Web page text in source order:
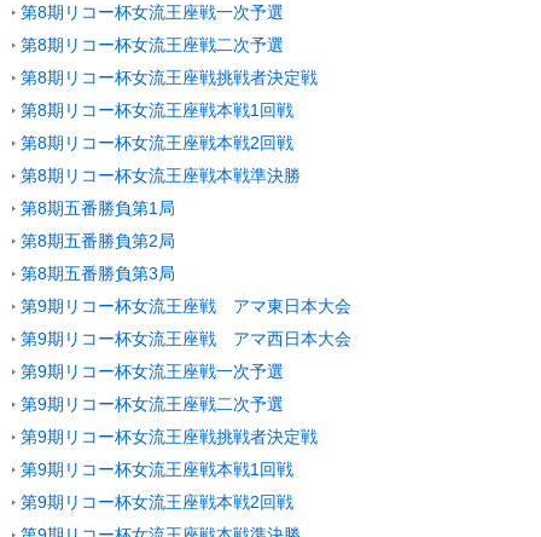
第8期リコー杯女流王座戦一次予選
第8期リコー杯女流王座戦二次予選
第8期リコー杯女流王座戦挑戦者決定戦
第8期リコー杯女流王座戦本戦1回戦
第8期リコー杯女流王座戦本戦2回戦
第8期リコー杯女流王座戦本戦準決勝
第8期五番勝負第1局
第8期五番勝負第2局
第8期五番勝負第3局
第9期リコー杯女流王座戦 アマ東日本大会
第9期リコー杯女流王座戦 アマ西日本大会
第9期リコー杯女流王座戦一次予選
第9期リコー杯女流王座戦二次予選
第9期リコー杯女流王座戦挑戦者決定戦
第9期リコー杯女流王座戦本戦1回戦
第9期リコー杯女流王座戦本戦2回戦